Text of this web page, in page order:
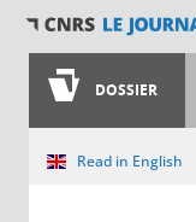
DOSSIER
Vous êtes ici
Read in English